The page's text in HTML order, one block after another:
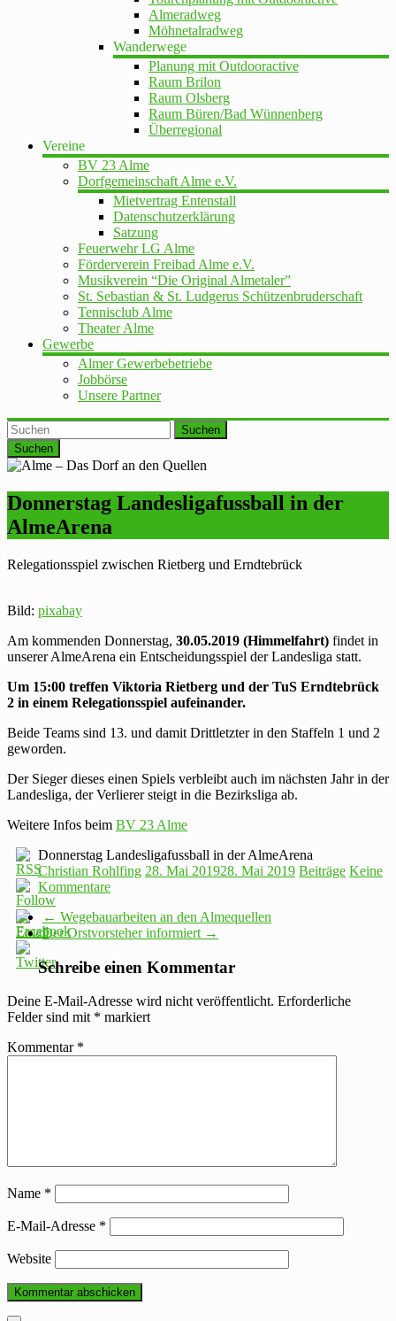
Almeradweg
Möhnetalradweg
Wanderwege
Planung mit Outdooractive
Raum Brilon
Raum Olsberg
Raum Büren/Bad Wünnenberg
Überregional
Vereine
BV 23 Alme
Dorfgemeinschaft Alme e.V.
Mietvertrag Entenstall
Datenschutzerklärung
Satzung
Feuerwehr LG Alme
Förderverein Freibad Alme e.V.
Musikverein “Die Original Almetaler”
St. Sebastian & St. Ludgerus Schützenbruderschaft
Tennisclub Alme
Theater Alme
Gewerbe
Almer Gewerbebetriebe
Jobbörse
Unsere Partner
Suchen
Donnerstag Landesligafussball in der
AlmeArena
Relegationsspiel zwischen Rietberg und Erndtebrück
Bild: pixabay
Am kommenden Donnerstag, 30.05.2019 (Himmelfahrt) findet in
unserer AlmeArena ein Entscheidungsspiel der Landesliga statt.
Um 15:00 treffen Viktoria Rietberg und der TuS Erndtebrück
2 in einem Relegationsspiel aufeinander.
Beide Teams sind 13. und damit Drittletzter in den Staffeln 1 und 2
geworden.
Der Sieger dieses einen Spiels verbleibt auch im nächsten Jahr in der
Landesliga, der Verlierer steigt in die Bezirksliga ab.
Weitere Infos beim BV 23 Alme
Donnerstag Landesligafussball in der AlmeArena
Christian Rohlfing 28. Mai 201928. Mai 2019 Beiträge Keine
Kommentare
← Wegebauarbeiten an den Almequellen
Der Orstvorsteher informiert →
Schreibe einen Kommentar
Deine E-Mail-Adresse wird nicht veröffentlicht. Erforderliche
Felder sind mit * markiert
Kommentar *
Name *
E-Mail-Adresse *
Website